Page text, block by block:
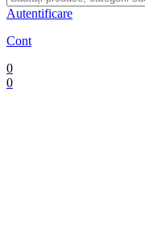
Autentificare
Cont
0
0